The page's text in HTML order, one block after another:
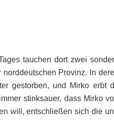
tauchen dort zwei
Provinz. In
gestorben, und Mirko erbt
stinksauer, dass Mirko
will, entschließen sich die